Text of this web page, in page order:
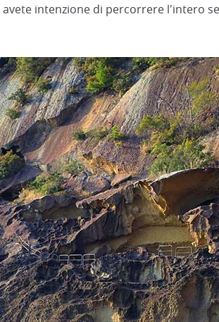
intenzione di percorrere l'intero